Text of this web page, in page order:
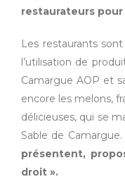
restaurateurs
Les restaurants
l’utilisation de
Camargue AOP et
encore les melons,
délicieuses, qui se
Sable de
présentent,
droit ».